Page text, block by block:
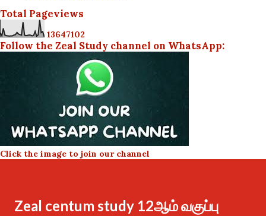
Total Pageviews
13647102
Follow the Zeal Study channel on WhatsApp:
Click the image to join our channel
Zeal centum study 12ஆம் வகுப்பு